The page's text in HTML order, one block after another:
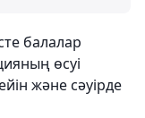
балалар
өсуі
және сәуірде